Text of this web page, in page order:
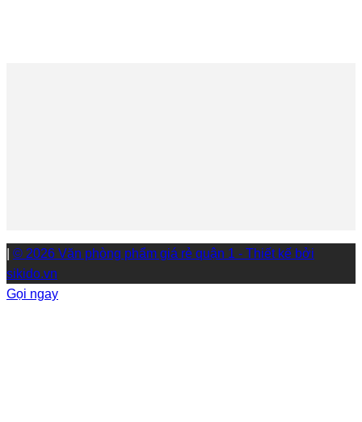
© 2026 Văn phòng phẩm giá rẻ quận 1 - Thiết kế bởi
sikido.vn
Gọi ngay